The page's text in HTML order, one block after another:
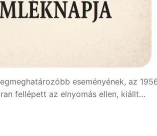
eseményének, az
fellépett az elnyomás ellen, kiállt…